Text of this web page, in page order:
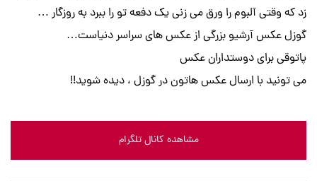
زد که وقتی آلبوم را ورق می زنی یک دفعه تو را ببرد به روزگار …
گوزل عکس آرشیو بزرگی از عکس های سراسر دنیاست…
پاتوقی برای دوستداران عکس
می تونید با ارسال عکس هاتون در گوزل ، دیده شوید!!
مشاهده کانال تلگرام